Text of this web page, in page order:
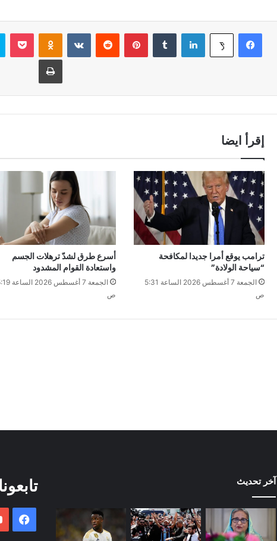
فيسبوك ‫X لينكدإن بينتيريست
إقرأ ايضا
ترامب يوقع أمرا جديدا لمكافحة
“سياحة الولادة”
الجمعة 7 أغسطس 2026 الساعة 5:31
ص
أسرع طرق لشدّ ترهلات الجسم
واستعادة القوام المشدود
الجمعة 7 أغسطس 2026
ص
آخر تحديث تابعونا